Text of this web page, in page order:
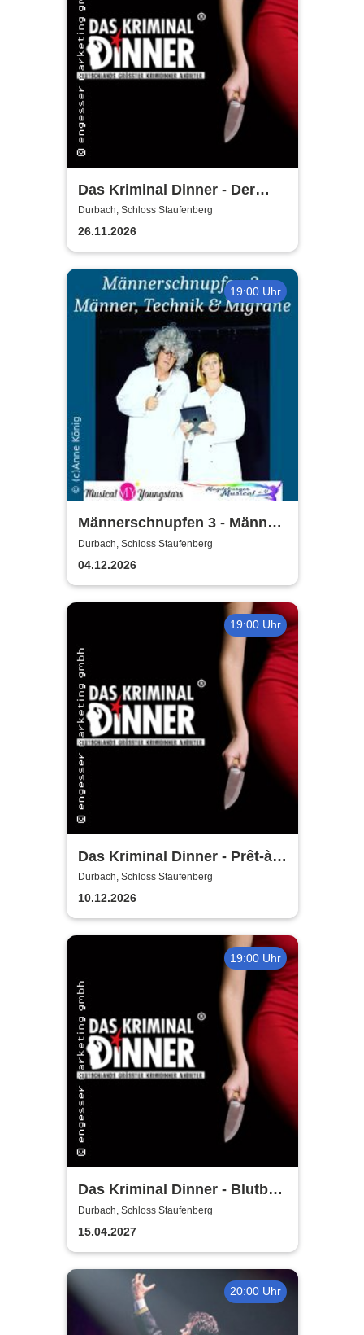
Das Kriminal Dinner - Der
letzte Joint der Marie Juana
Durbach, Schloss Staufenberg
26.11.2026
19:00 Uhr
Männerschnupfen 3 - Männer,
Technik, Migräne & KI
Durbach, Schloss Staufenberg
04.12.2026
19:00 Uhr
Das Kriminal Dinner - Prêt-à-
morter - Der letzte Schrei
Durbach, Schloss Staufenberg
10.12.2026
19:00 Uhr
Das Kriminal Dinner - Blutbad
im Gemeinderat
Durbach, Schloss Staufenberg
15.04.2027
20:00 Uhr